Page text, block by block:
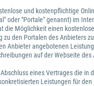
und kostenpflichtige
oder "Portale" genannt) im
die Möglichkeit einen
zu den Portalen des Anbieters
Anbieter angebotenen
auf der Webseite des
eines Vertrages die in
Leistungen für den